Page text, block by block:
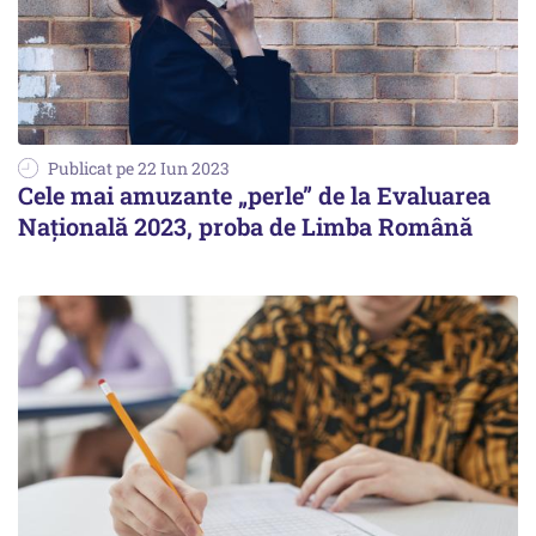
Publicat pe 22 Iun 2023
Cele mai amuzante „perle” de la Evaluarea
Națională 2023, proba de Limba Română